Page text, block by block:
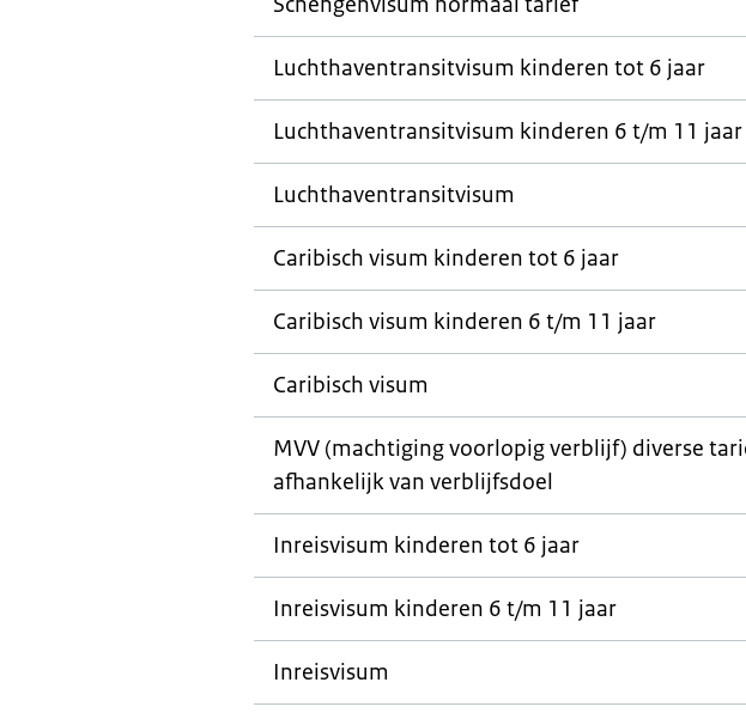
Luchthaventransitvisum kinderen tot 6 jaar
Luchthaventransitvisum kinderen 6 t/m 11 jaar
Luchthaventransitvisum
Caribisch visum kinderen tot 6 jaar
Caribisch visum kinderen 6 t/m 11 jaar
Caribisch visum
MVV (machtiging voorlopig verblijf) diverse
afhankelijk van verblijfsdoel
Inreisvisum kinderen tot 6 jaar
Inreisvisum kinderen 6 t/m 11 jaar
Inreisvisum